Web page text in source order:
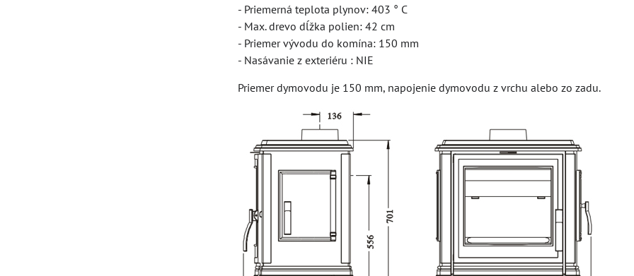
- Priemerná teplota plynov: 403 ° C
- Max. drevo dĺžka polien: 42 cm
- Priemer vývodu do komína: 150 mm
- Nasávanie z exteriéru : NIE
Priemer dymovodu je 150 mm, napojenie dymovodu z vrchu alebo zo zadu.